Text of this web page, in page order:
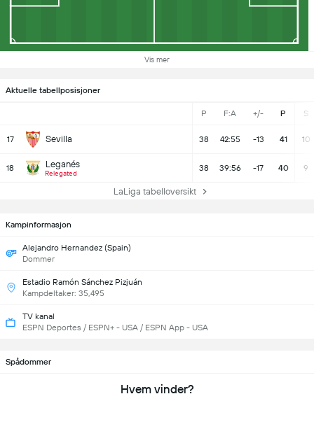
Vis mer
Aktuelle tabellposisjoner
P F:A +/- P S
17 Sevilla 38 42:55 -13 41 10
18 Leganés
Relegated
38 39:56 -17 40 9
LaLiga tabelloversikt
Kampinformasjon
Alejandro Hernandez (Spain)
Dommer
Estadio Ramón Sánchez Pizjuán
Kampdeltaker: 35,495
TV kanal
ESPN Deportes / ESPN+ - USA / ESPN App - USA
Spådommer
Hvem vinder?